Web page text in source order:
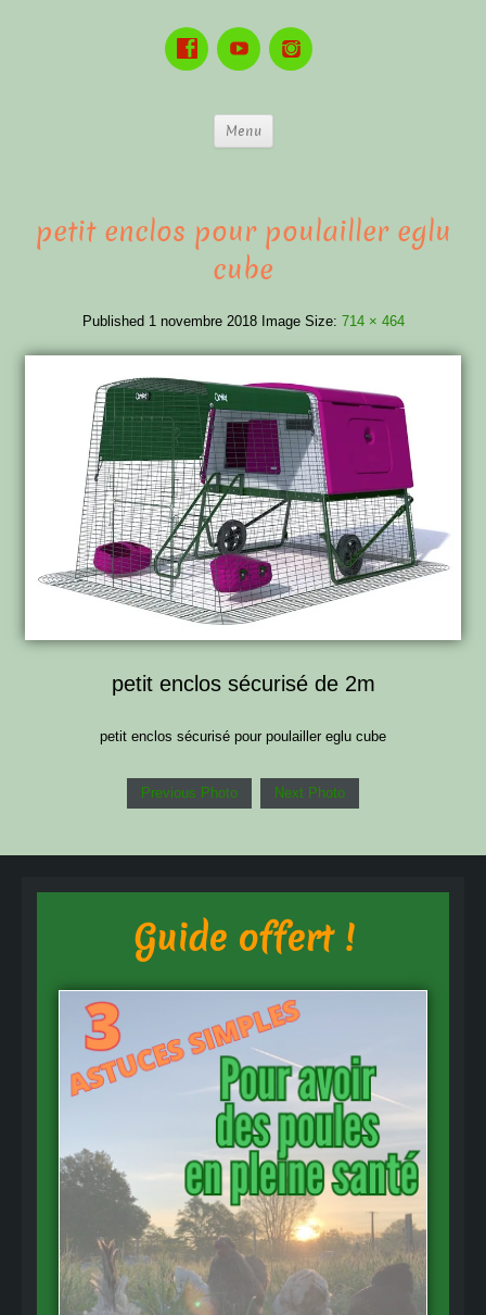
Menu
petit enclos pour poulailler eglu
cube
Published 1 novembre 2018 Image Size: 714 × 464
petit enclos sécurisé de 2m
petit enclos sécurisé pour poulailler eglu cube
Previous Photo Next Photo
Guide offert !